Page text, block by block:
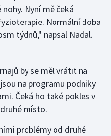
Nyní mě čeká
Normální doba
týdnů," napsal Nadal.
by se měl vrátit na
na programu podniky
Čeká ho také pokles v
místo.
problémy od druhé